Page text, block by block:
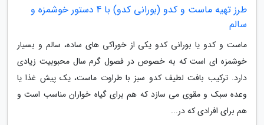
طرز تهیه ماست و کدو (بورانی کدو) با 4 دستور خوشمزه و
سالم
ماست و کدو یا بورانی کدو یکی از خوراکی های ساده، سالم و بسیار
خوشمزه ای است که به خصوص در فصول گرم سال محبوبیت زیادی
دارد. ترکیب بافت لطیف کدو سبز با طراوت ماست، یک پیش غذا یا
وعده سبک و مقوی می سازد که هم برای گیاه خواران مناسب است و
هم برای افرادی که در...